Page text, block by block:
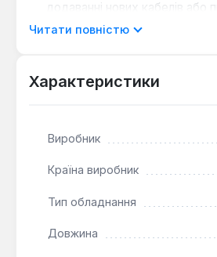
додаванні нових кабелів або
тимчасових робіт.
проводів під час експлуатації.
використовувати стяжки в
Чорний колір робить їх
комп'ютерних мереж або
Читати повністю
Характеристики
Виробник
Країна виробник
Тип обладнання
Довжина